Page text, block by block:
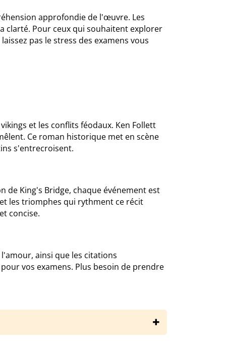
approfondie de l'œuvre. Les
clarté. Pour ceux qui souhaitent explorer
pas le stress des examens vous
et les conflits féodaux. Ken Follett
Ce roman historique met en scène
s'entrecroisent.
de King's Bridge, chaque événement est
les triomphes qui rythment ce récit
concise.
ainsi que les citations
vos examens. Plus besoin de prendre